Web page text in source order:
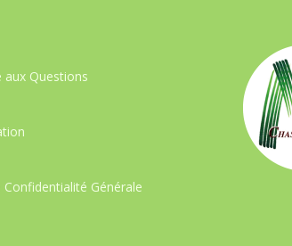
aux Questions
Confidentialité Générale